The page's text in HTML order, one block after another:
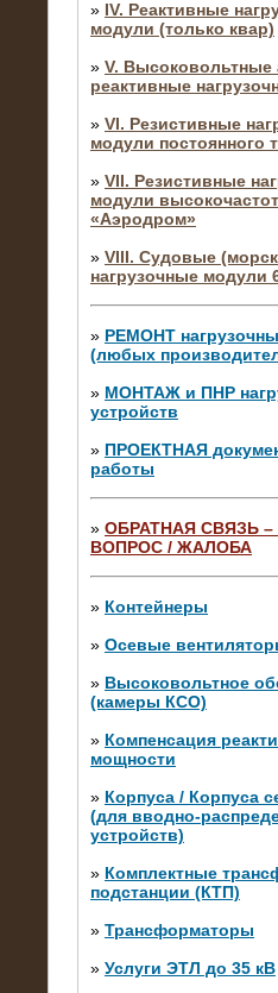
» IV. Реактивные
модули (только квар)
» V. Высоковольтные
реактивные
» VI. Резистивные
модули постоянного
» VII. Резистивные
модули
«Аэродром»
» VIII. Судовые
нагрузочные модули
» РЕМОНТ
(любых
» МОНТАЖ и ПНР
устройств
» ПРОЕКТНАЯ
работы
» ОБРАТНАЯ СВЯЗЬ
ВОПРОС / ЖАЛОБА
» Контейнеры
» Осевые
» Высоковольтное
(камеры КСО)
» Компенсация
мощности
» Корпуса / Корпуса
(для вводно-
устройств)
» Комплектные
подстанции (КТП)
» Трансформаторы
» Услуги ЭТЛ до 35 кВ
10.04.2015
Аренда нагрузочного
10 кВ
28.02.2015
Нагрузочные модули
штуки)